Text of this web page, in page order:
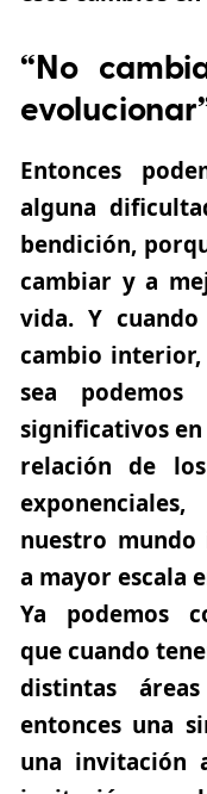
“No
Entonces
alguna
bendición,
cambiar y a
vida. Y
cambio interior,
sea podemos
significativos
relación de
nuestro
a mayor escala
Ya podemos
que cuando
distintas
entonces una
una invitación